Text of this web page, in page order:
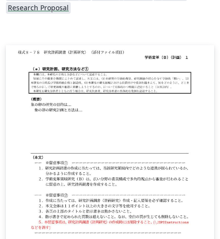
Research Proposal